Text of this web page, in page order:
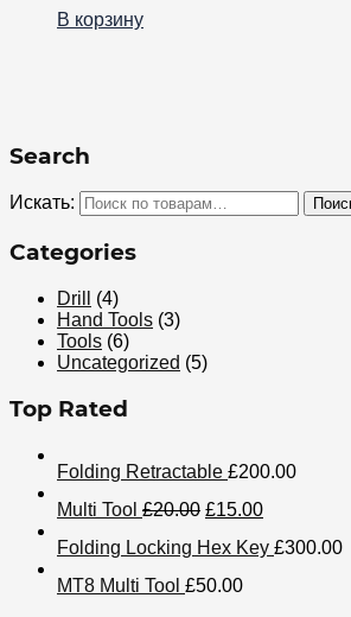
В корзину
Search
Искать:
Categories
Drill
(4)
Hand Tools (3)
Tools (6)
Uncategorized (5)
Top Rated
Folding Retractable £200.00
Multi Tool £20.00 £15.00
Folding Locking Hex Key £300.00
MT8 Multi Tool £50.00